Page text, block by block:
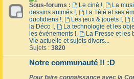
Sous-forums : Le ciné !, La
dessins animés !, La Télé et ses
quotidiens !, Les jeux & jouets !,
la Déco !, La technologie et les
les événements !, La Presse et les
Vie actuelle et sujets divers...
Sujets : 3820
Notre communauté !! :D
Pour faire connaissance avec la